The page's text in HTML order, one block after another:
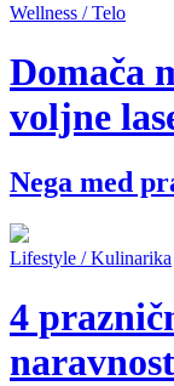
Wellness / Telo
Domača
voljne
Nega med
Lifestyle / Kulinarika
4